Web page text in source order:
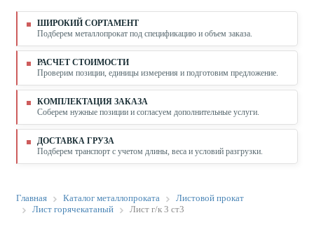
ШИРОКИЙ СОРТАМЕНТ
Подберем металлопрокат под спецификацию и объем заказа.
РАСЧЕТ СТОИМОСТИ
Проверим позиции, единицы измерения и подготовим предложение.
КОМПЛЕКТАЦИЯ ЗАКАЗА
Соберем нужные позиции и согласуем дополнительные услуги.
ДОСТАВКА ГРУЗА
Подберем транспорт с учетом длины, веса и условий разгрузки.
Главная Каталог металлопроката
Листовой прокат
Лист горячекатаный
Лист г/к 3 ст3